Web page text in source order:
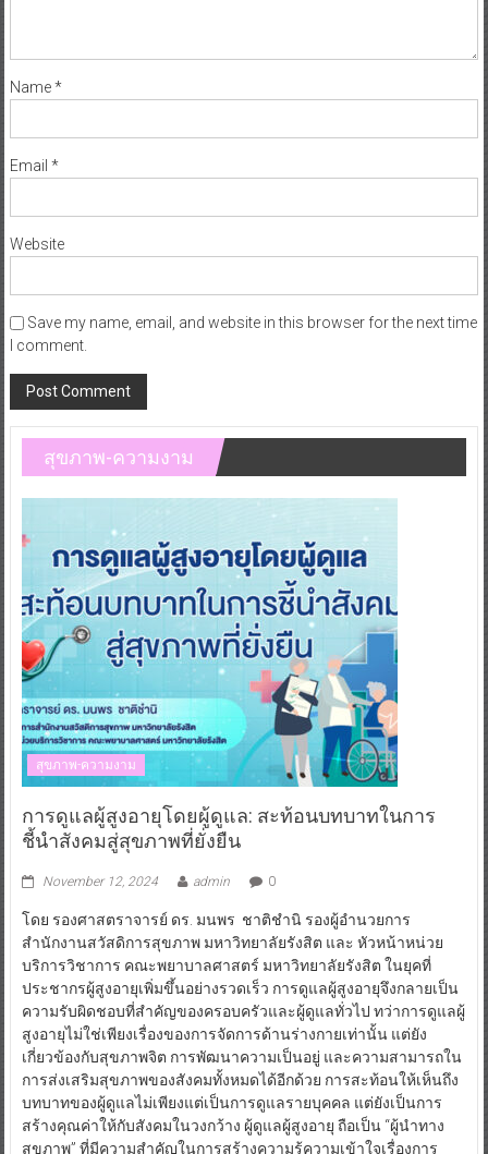
Name*
Email *
Website
Save my name, email, and website in this browser for the next time
I comment.
สุขภาพ-ความงาม
สุขภาพ-ความงาม
การดูแลผู้สูงอายุโดยผู้ดูแล: สะท้อนบทบาทในการ
ชี้นำสังคมสู่สุขภาพที่ยั่งยืน
November 12, 2024 admin 0
โดย รองศาสตราจารย์ ดร. มนพร ชาติชำนิ รองผู้อำนวยการ
สำนักงานสวัสดิการสุขภาพ มหาวิทยาลัยรังสิต และ หัวหน้าหน่วย
บริการวิชาการ คณะพยาบาลศาสตร์ มหาวิทยาลัยรังสิต ในยุคที่
ประชากรผู้สูงอายุเพิ่มขึ้นอย่างรวดเร็ว การดูแลผู้สูงอายุจึงกลายเป็น
ความรับผิดชอบที่สำคัญของครอบครัวและผู้ดูแลทั่วไป ทว่าการดูแลผู้
สูงอายุไม่ใช่เพียงเรื่องของการจัดการด้านร่างกายเท่านั้น แต่ยัง
เกี่ยวข้องกับสุขภาพจิต การพัฒนาความเป็นอยู่ และความสามารถใน
การส่งเสริมสุขภาพของสังคมทั้งหมดได้อีกด้วย การสะท้อนให้เห็นถึง
บทบาทของผู้ดูแลไม่เพียงแต่เป็นการดูแลรายบุคคล แต่ยังเป็นการ
สร้างคุณค่าให้กับสังคมในวงกว้าง ผู้ดูแลผู้สูงอายุ ถือเป็น “ผู้นำทาง
สุขภาพ” ที่มีความสำคัญในการสร้างความรู้ความเข้าใจเรื่องการ